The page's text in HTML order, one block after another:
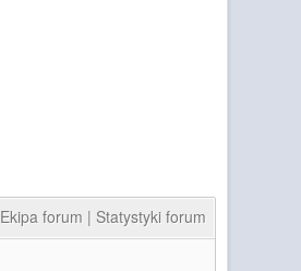
Ekipa forum | Statystyki forum